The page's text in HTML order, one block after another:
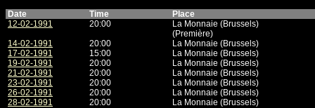
Date
Time
Place
12-02-1991
20:00
La Monnaie (Brussels)
(Première)
14-02-1991
20:00
La Monnaie (Brussels)
17-02-1991
15:00
La Monnaie (Brussels)
19-02-1991
20:00
La Monnaie (Brussels)
21-02-1991
20:00
La Monnaie (Brussels)
23-02-1991
20:00
La Monnaie (Brussels)
26-02-1991
20:00
La Monnaie (Brussels)
28-02-1991
20:00 La Monnaie (Brussels)